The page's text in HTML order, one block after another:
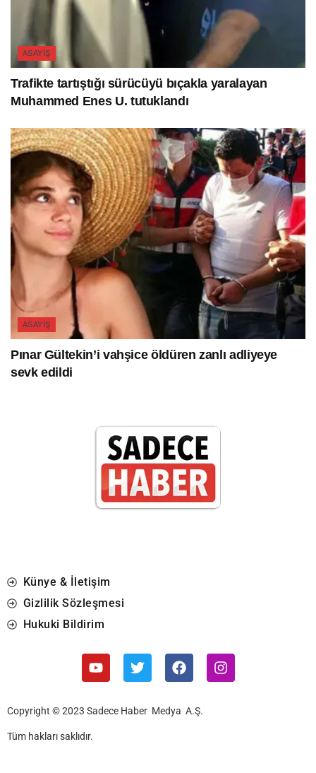
ASAYIŞ
Trafikte tartıştığı sürücüyü bıçakla yaralayan
Muhammed Enes U. tutuklandı
ASAYIŞ
Pınar Gültekin’i vahşice öldüren zanlı adliyeye
sevk edildi
Künye & İletişim
Gizlilik Sözleşmesi
Hukuki Bildirim
Copyright © 2023 Sadece Haber Medya A.Ş.
Tüm hakları saklıdır.